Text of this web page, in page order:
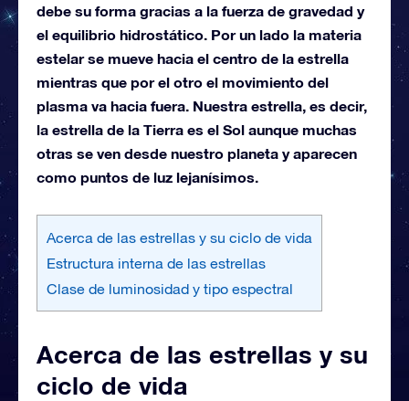
debe su forma gracias a la fuerza de gravedad y
el equilibrio hidrostático. Por un lado la materia
estelar se mueve hacia el centro de la estrella
mientras que por el otro el movimiento del
plasma va hacia fuera. Nuestra estrella, es decir,
la estrella de la Tierra es el Sol aunque muchas
otras se ven desde nuestro planeta y aparecen
como puntos de luz lejanísimos.
Acerca de las estrellas y su ciclo de vida
Estructura interna de las estrellas
Clase de luminosidad y tipo espectral
Acerca de las estrellas y su
ciclo de vida